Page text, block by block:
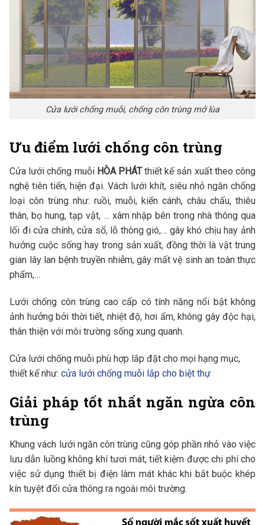
Cửa lưới chống muỗi, chống côn trùng mở lùa
Ưu điểm lưới chống côn trùng
Cửa lưới chống muỗi HÒA PHÁTthiết kế sản xuất theo công
nghệ tiên tiến, hiện đại. Vách lưới khít, siêu nhỏ ngăn chống
loại côn trùng như: ruồi, muỗi, kiến cánh, châu chấu, thiêu
thân, bọ hung, tạp vật, … xâm nhập bên trong nhà thông qua
lối đi cửa chính, cửa sổ, lỗ thông gió,… gây khó chịu hay ảnh
hưởng cuộc sống hay trong sản xuất, đồng thời là vật trung
gian lây lan bệnh truyền nhiễm, gây mất vệ sinh an toàn thực
phẩm,…
Lưới chống côn trùng cao cấp có tính năng nổi bật không
ảnh hưởng bởi thời tiết, nhiệt độ, hơi ẩm, không gây độc hại,
thân thiện với môi trường sống xung quanh.
Cửa lưới chống muỗi phù hợp lắp đặt cho mọi hạng mục,
thiết kế như: cửa lưới chống muỗi lắp cho biệt thự
Giải pháp tốt nhất ngăn ngừa côn
trùng
Khung vách lưới ngăn côn trùng cũng góp phần nhỏ vào việc
lưu dẫn luồng không khí tươi mát, tiết kiệm được chi phí cho
việc sử dụng thiết bị điện làm mát khác khi bắt buộc khép
kín tuyệt đối cửa thông ra ngoài môi trường.